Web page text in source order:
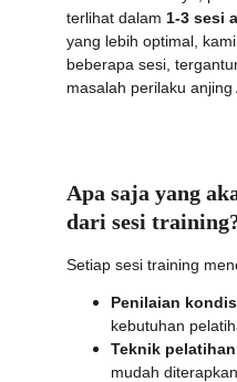
terlihat dalam 1-3 sesi
yang lebih optimal,
beberapa sesi,
masalah perilaku anjing
Apa saja yang
dari sesi
Setiap sesi training
Penilaian
kebutuhan
Teknik
mudah